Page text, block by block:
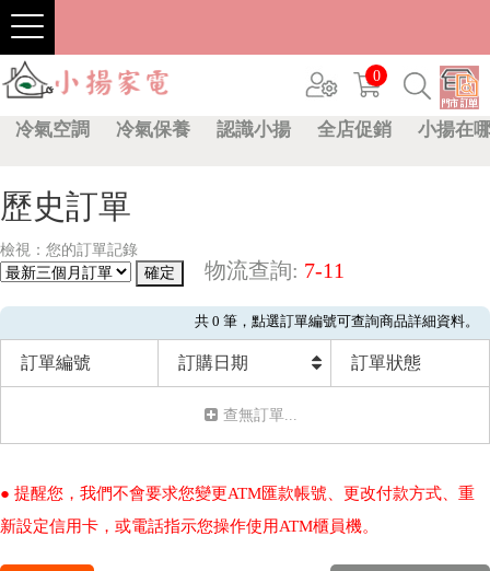
0
冷氣空調 冷氣保養 認識小揚 全店促銷 小揚在
歷史訂單
檢視：您的訂單記錄
物流查詢: 7-11
共 0 筆，點選訂單編號可查詢商品詳細資料。
訂單編號 訂購日期 訂單狀態
查無訂單...
● 提醒您，我們不會要求您變更ATM匯款帳號、更改付款方式、重
新設定信用卡，或電話指示您操作使用ATM櫃員機。